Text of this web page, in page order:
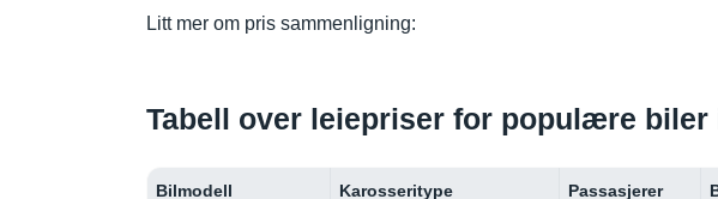
Litt mer om pris sammenligning:
Tabell over leiepriser for populære biler
Bilmodell Karosseritype Passasjerer